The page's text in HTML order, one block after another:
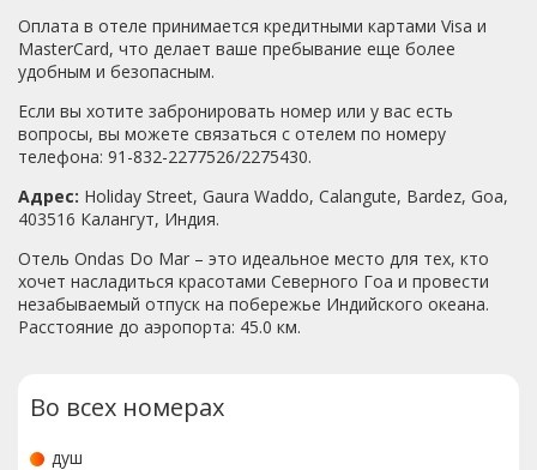
низкие цены. Однако учтите, при входе в магазин вы
должны будете сдать свою сумку охране. Лично у меня в
сумке была профессиональная зеркальная камера и я
выходе не получил сумку обратно (камера была на
месте, все ок, но при повторном походе в сей магазин
камеру я оставил в отеле).Вообще, с кражей в Индии
лично я не сталкивался, как и моя супруга, однако,
стоит быть осторожными и внимательными на этот
счет, как и везде.Про интернет: он есть на всей
территории отеля, но не стабильный, у некоторых
телефонов могут возникнуть проблемы с подключением
(ввиду особенностей местных it технологий), поэтому
рекомендую перед поездкой скачать на телефон какое
запрашивал логин и пароль, поставил ей wifi analizer - с
только трубку и электронные сигареты. То и другое для
Оплата в отеле принимается кредитными картами Visa и
MasterCard, что делает ваше пребывание еще более
удобным и безопасным.
Если вы хотите забронировать номер или у вас есть
вопросы, вы можете связаться с отелем по номеру
телефона: 91-832-2277526/2275430.
Адрес: Holiday Street, Gaura Waddo, Calangute, Bardez, Goa,
403516 Калангут, Индия.
Отель Ondas Do Mar – это идеальное место для тех, кто
хочет насладиться красотами Северного Гоа и провести
незабываемый отпуск на побережье Индийского океана.
Расстояние до аэропорта: 45.0 км.
Во всех номерах
душ